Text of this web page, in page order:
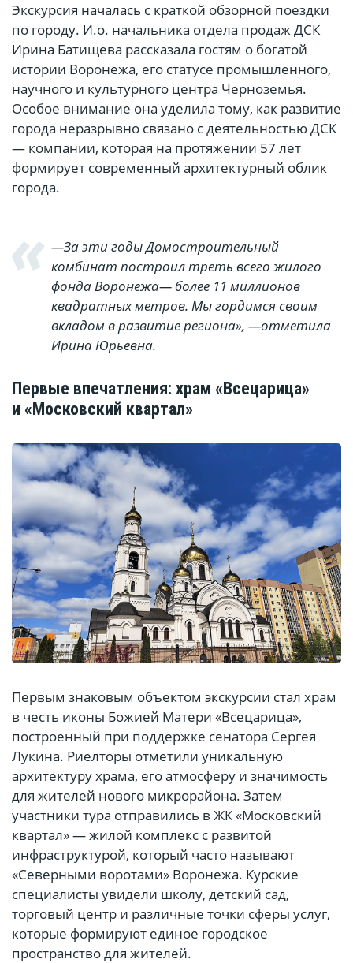
Экскурсия началась с краткой обзорной поездки
по городу. И.о. начальника отдела продаж ДСК
Ирина Батищева рассказала гостям о богатой
истории Воронежа, его статусе промышленного,
научного и культурного центра Черноземья.
Особое внимание она уделила тому, как развитие
города неразрывно связано с деятельностью ДСК
— компании, которая на протяжении 57 лет
формирует современный архитектурный облик
города.
—За эти годы Домостроительный
комбинат построил треть всего жилого
фонда Воронежа— более 11 миллионов
квадратных метров. Мы гордимся своим
вкладом в развитие региона», —отметила
Ирина Юрьевна.
Первые впечатления: храм «Всецарица»
и «Московский квартал»
Первым знаковым объектом экскурсии стал храм
в честь иконы Божией Матери «Всецарица»,
построенный при поддержке сенатора Сергея
Лукина. Риелторы отметили уникальную
архитектуру храма, его атмосферу и значимость
для жителей нового микрорайона. Затем
участники тура отправились в ЖК «Московский
квартал» — жилой комплекс с развитой
инфраструктурой, который часто называют
«Северными воротами» Воронежа. Курские
специалисты увидели школу, детский сад,
торговый центр и различные точки сферы услуг,
которые формируют единое городское
пространство для жителей.